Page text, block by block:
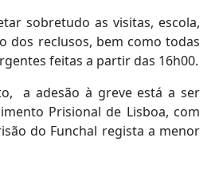
sobretudo as visitas, escola,
dos reclusos, bem como todas
feitas a partir das 16h00.
a adesão à greve está a ser
Prisional de Lisboa, com
do Funchal regista a menor